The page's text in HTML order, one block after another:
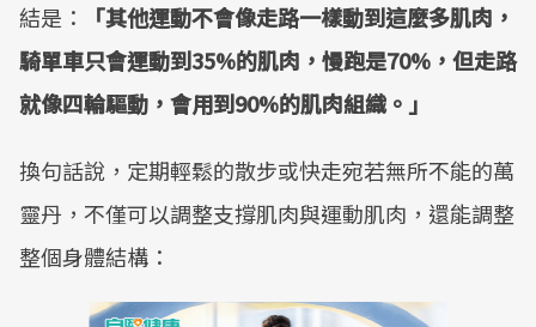
結是：
「其他運動不會像走路一樣動到這麼多肌肉，
騎單車只會運動到35%的肌肉，慢跑是70%，但走路
就像四輪驅動，會用到90%的肌肉組織。」
換句話說，定期輕鬆的散步或快走宛若無所不能的萬
靈丹，不僅可以調整支撐肌肉與運動肌肉，還能調整
整個身體結構：